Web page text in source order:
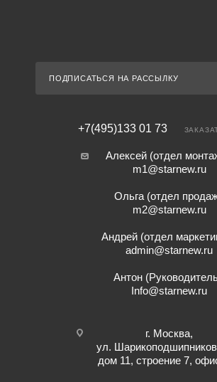
ПОДПИСАТЬСЯ НА РАССЫЛКУ
+7(495)133 01 73
Алексей (отдел
m1@starnew.ru
Ольга (отдел
m2@starnew.ru
Андрей (отдел
admin@starnew.ru
Антон
Info@starnew.ru
г. Москва,
ул.
дом 11, строение 7,